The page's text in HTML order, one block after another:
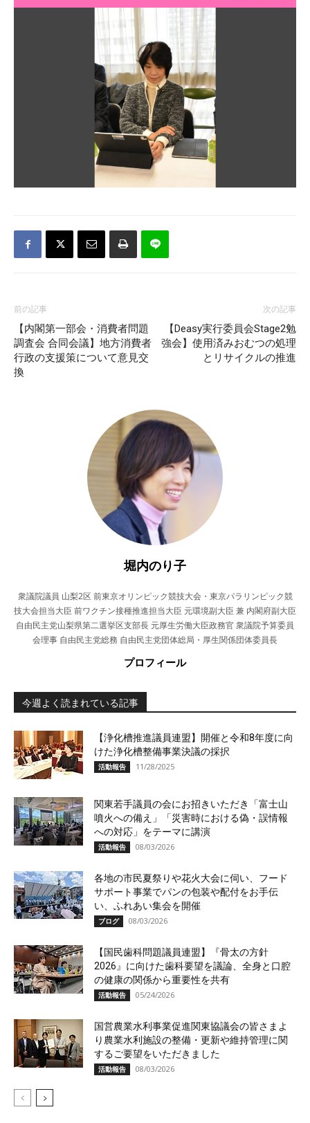
前の記事
【内閣第一部会・消費者問題
調査会 合同会議】地方消費者
行政の支援策について意見交
換
次の記事
【Deasy実行委員会Stage2勉
強会】使用済みおむつの処理
とリサイクルの推進
堀内のり子
衆議院議員 山梨2区 前東京オリンピック競技大会・東京パラリンピック競
技大会担当大臣 前ワクチン接種推進担当大臣 元環境副大臣 兼 内閣府副大臣
自由民主党山梨県第二選挙区支部長 元厚生労働大臣政務官 衆議院予算委員
会理事 自由民主党総務 自由民主党団体総局・厚生関係団体委員長
プロフィール
今週よく読まれている記事
【浄化槽推進議員連盟】開催と令和8年度に向
けた浄化槽整備事業決議の採択
活動報告 11/28/2025
関東若手議員の会にお招きいただき「富士山
噴火への備え」「災害時における偽・誤情報
への対応」をテーマに講演
活動報告 08/03/2026
各地の市民夏祭りや花火大会に伺い、フード
サポート事業でパンの包装や配付をお手伝
い、ふれあい集会を開催
ブログ 08/03/2026
【国民歯科問題議員連盟】『骨太の方針
2026』に向けた歯科要望を議論、全身と口腔
の健康の関係から重要性を共有
活動報告 05/24/2026
国営農業水利事業促進関東協議会の皆さまよ
り農業水利施設の整備・更新や維持管理に関
するご要望をいただきました
活動報告 08/03/2026